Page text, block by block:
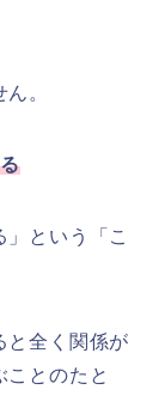
。
」という「こ
と全く関係が
ことのたと